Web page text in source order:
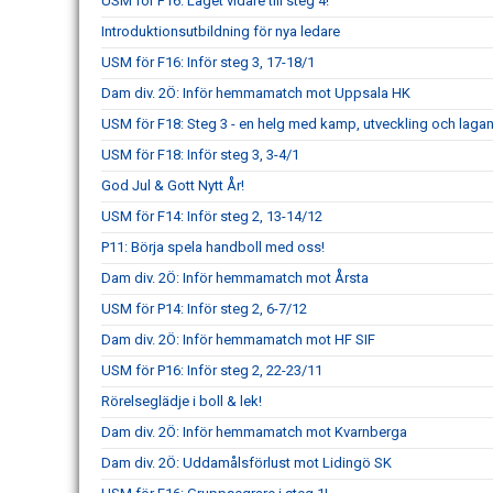
Introduktionsutbildning för nya ledare
USM för F16: Inför steg 3, 17-18/1
Dam div. 2Ö: Inför hemmamatch mot Uppsala HK
USM för F18: Steg 3 - en helg med kamp, utveckling och
USM för F18: Inför steg 3, 3-4/1
God Jul & Gott Nytt År!
USM för F14: Inför steg 2, 13-14/12
P11: Börja spela handboll med oss!
Dam div. 2Ö: Inför hemmamatch mot Årsta
USM för P14: Inför steg 2, 6-7/12
Dam div. 2Ö: Inför hemmamatch mot HF SIF
USM för P16: Inför steg 2, 22-23/11
Rörelseglädje i boll & lek!
Dam div. 2Ö: Inför hemmamatch mot Kvarnberga
Dam div. 2Ö: Uddamålsförlust mot Lidingö SK